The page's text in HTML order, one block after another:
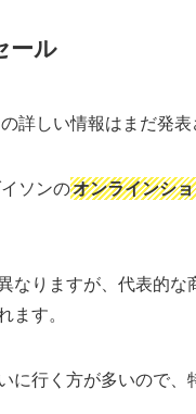
ール
詳しい情報はまだ発
ソンのオンラインシ
なりますが、代表的
ます。
に行く方が多いので